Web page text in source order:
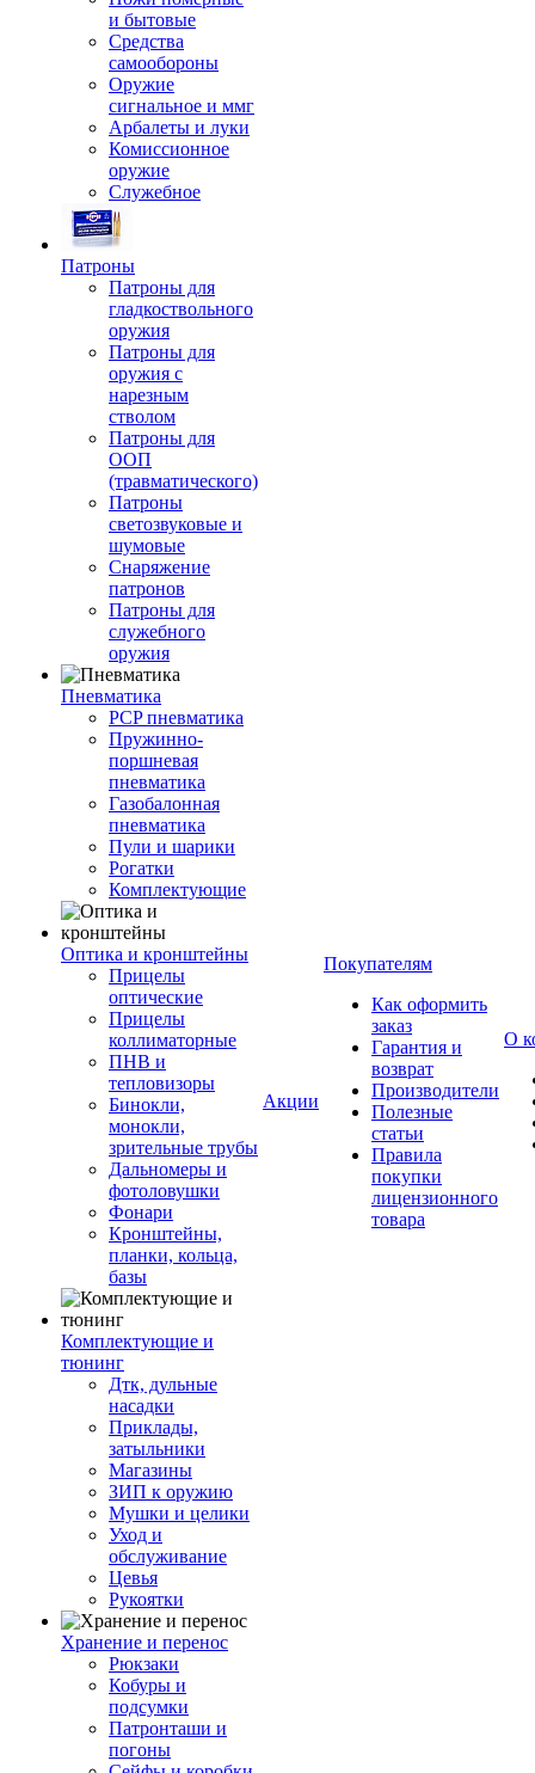
и бытовые
Средства
самообороны
Оружие
сигнальное и ммг
Арбалеты и луки
Комиссионное
оружие
Служебное
Патроны
Патроны для
гладкоствольного
оружия
Патроны для
оружия с
нарезным
стволом
Патроны для
ООП
(травматического)
Патроны
светозвуковые и
шумовые
Снаряжение
патронов
Патроны для
служебного
оружия
Пневматика
PCP пневматика
Пружинно-
поршневая
пневматика
Газобалонная
пневматика
Пули и шарики
Рогатки
Комплектующие
Оптика и кронштейны
Прицелы
оптические
Прицелы
коллиматорные
ПНВ и
тепловизоры
Бинокли,
монокли,
зрительные трубы
Дальномеры и
фотоловушки
Фонари
Кронштейны,
планки, кольца,
базы
Комплектующие и
тюнинг
Дтк, дульные
насадки
Приклады,
затыльники
Магазины
ЗИП к оружию
Мушки и целики
Уход и
обслуживание
Цевья
Рукоятки
Хранение и перенос
Рюкзаки
Кобуры и
подсумки
Патронташи и
погоны
Акции
Покупателям
Как оформить
заказ
Гарантия и
возврат
Производители
Полезные
статьи
Правила
покупки
лицензионного
товара
О